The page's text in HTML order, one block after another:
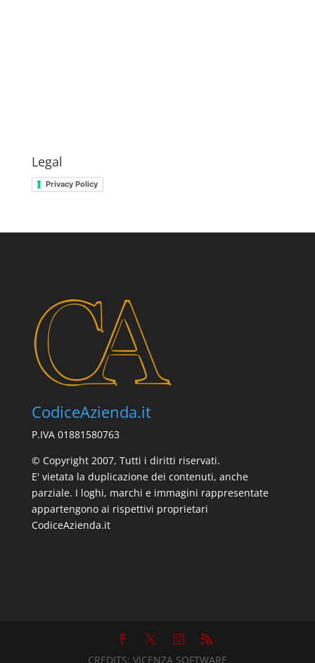
Legal
Privacy Policy
CodiceAzienda.it
P.IVA 01881580763
© Copyright 2007, Tutti i diritti riservati.
E' vietata la duplicazione dei contenuti, anche
parziale. I loghi, marchi e immagini rappresentate
appartengono ai rispettivi proprietari
CodiceAzienda.it
CREDITS: VICENZA SOFTWARE